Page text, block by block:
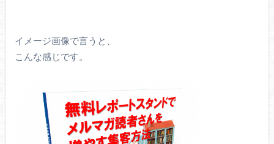
イメージ画像で言うと、
こんな感じです。